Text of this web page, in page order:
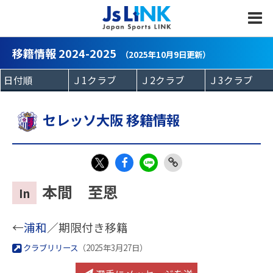
移籍情報 2024-2025 （2025年10月9日更新）
セレッソ大阪 移籍情報
k
In 本間 至恩
←浦和／期限付き移籍
クラブリリース （2025年3月27日）